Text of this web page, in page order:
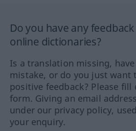
Do you have any
online dictionaries?
Is a translation missing,
mistake, or do you just want
positive feedback? Please
form. Giving an email
under our privacy policy,
your enquiry.